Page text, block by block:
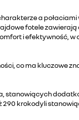
a
fotele zawierają
i efektywność,
co ma kluczowe
stanowiących
290 krokodyli